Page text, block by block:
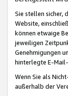
Sie stellen sicher,
Website,
können etwaige
jeweiligen
Genehmigungen
hinterlegte E-
Wenn Sie als
außerhalb der